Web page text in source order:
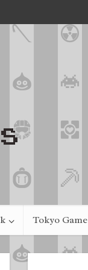
Tokyo